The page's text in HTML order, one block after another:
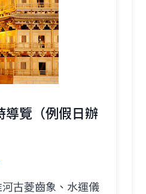
導覽（例假日辦
古菱齒象、水運儀